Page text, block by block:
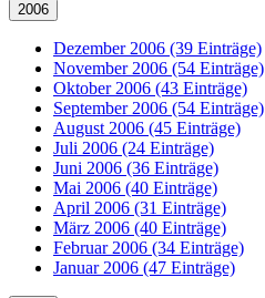
2006
Dezember 2006 (39 Einträge)
November 2006 (54 Einträge)
Oktober 2006 (43 Einträge)
September 2006 (54 Einträge)
August 2006 (45 Einträge)
Juli 2006 (24 Einträge)
Juni 2006 (36 Einträge)
Mai 2006 (40 Einträge)
April 2006 (31 Einträge)
März 2006 (40 Einträge)
Februar 2006 (34 Einträge)
Januar 2006 (47 Einträge)